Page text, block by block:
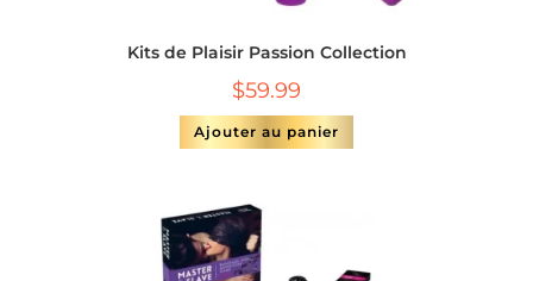
Kits de Plaisir Passion Collection
$59.99
Ajouter au panier